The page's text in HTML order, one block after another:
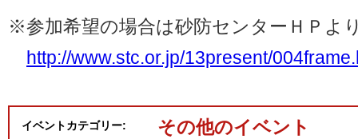
※参加希望の場合は砂防センターＨＰよ
http://www.stc.or.jp/13present/
イベントカテゴリー: その他のイベント